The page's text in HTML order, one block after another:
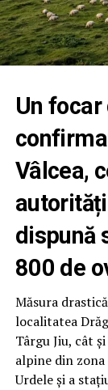
Un
Vâlcea,
dispună
800 de
Măsura
localitatea
Târgu Jiu, cât
alpine din
Urdele și a